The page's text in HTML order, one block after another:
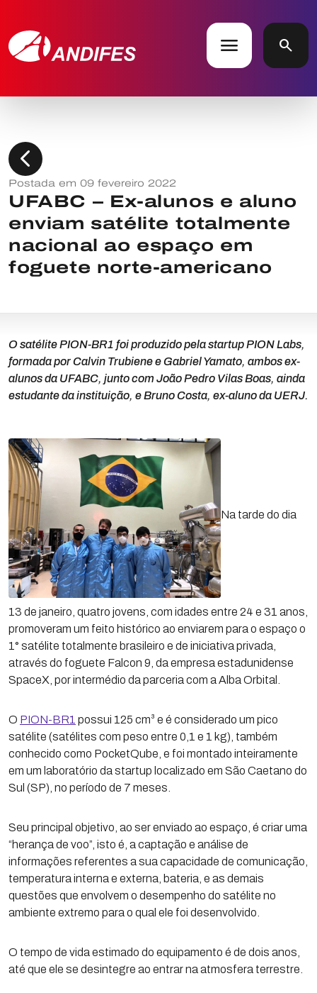
menu search
chevron_left
Postada em 09 fevereiro 2022
UFABC – Ex-alunos e aluno
enviam satélite totalmente
nacional ao espaço em
foguete norte-americano
O satélite PION-BR1 foi produzido pela startup PION Labs,
formada por Calvin Trubiene e Gabriel Yamato, ambos ex-
alunos da UFABC, junto com João Pedro Vilas Boas, ainda
estudante da instituição, e Bruno Costa, ex-aluno da UERJ.
Na tarde do dia
13 de janeiro, quatro jovens, com idades entre 24 e 31 anos,
promoveram um feito histórico ao enviarem para o espaço o
1° satélite totalmente brasileiro e de iniciativa privada,
através do foguete Falcon 9, da empresa estadunidense
SpaceX, por intermédio da parceria com a Alba Orbital.
O PION-BR1 possui 125 cm³ e é considerado um pico
satélite (satélites com peso entre 0,1 e 1 kg), também
conhecido como PocketQube, e foi montado inteiramente
em um laboratório da startup localizado em São Caetano do
Sul (SP), no período de 7 meses.
Seu principal objetivo, ao ser enviado ao espaço, é criar uma
“herança de voo”, isto é, a captação e análise de
informações referentes a sua capacidade de comunicação,
temperatura interna e externa, bateria, e as demais
questões que envolvem o desempenho do satélite no
ambiente extremo para o qual ele foi desenvolvido.
O tempo de vida estimado do equipamento é de dois anos,
até que ele se desintegre ao entrar na atmosfera terrestre.